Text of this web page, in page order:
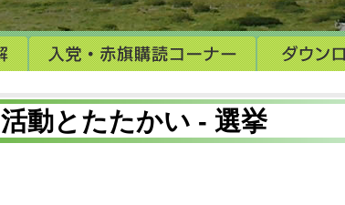
活動とたたかい - 選挙